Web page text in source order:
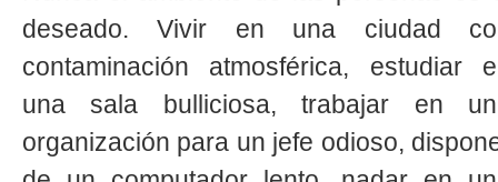
deseado. Vivir en una ciudad
contaminación atmosférica, estudiar
una sala bulliciosa, trabajar en
organización para un jefe odioso,